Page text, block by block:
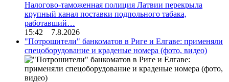
Налогово-таможенная полиция Латвии перекрыла
крупный канал поставки подпольного табака,
работавший…
15:42 7.8.2026
"Потрошители" банкоматов в Риге и Елгаве: применяли
спецоборудование и краденые номера (фото, видео)